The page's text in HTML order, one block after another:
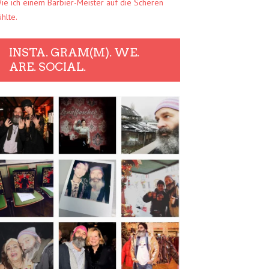
ich einem Barbier-Meister auf die Scheren
INSTA. GRAM(M). WE.
ARE. SOCIAL.